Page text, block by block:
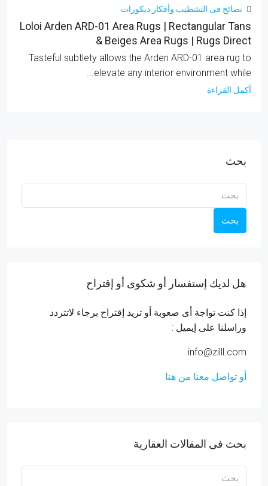
نصائح فى التشطيب وأفكار ديكورات
Loloi Arden ARD-01 Area Rugs | Rectangular Tans
& Beiges Area Rugs | Rugs Direct
Tasteful subtlety allows the Arden ARD-01 area rug to
elevate any interior environment while...
أكمل القراءة
بحث
بحث
هل لديك إستفسار أو شكوى أو إقتراح
إذا كنت تواجة أى صعوبة أو تريد إقتراح برجاء لاتتردد
وراسلنا على إيميل :
info@zilll.com
أو تواصل معنا من هنا
بحث فى المقالات العقارية